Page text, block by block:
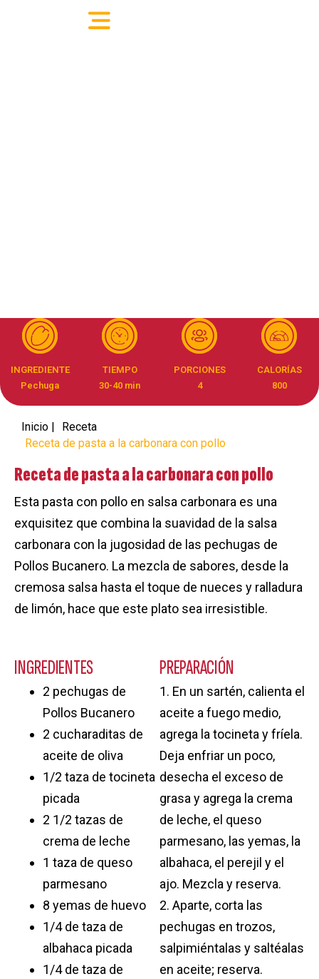
INGREDIENTE
Pechuga
TIEMPO
30-40 min
PORCIONES
4
CALORÍAS
800
Inicio |
Receta
Receta de pasta a la carbonara con pollo​
Receta de pasta a la carbonara con pollo​
Esta pasta con pollo en salsa carbonara es una
exquisitez que combina la suavidad de la salsa
carbonara con la jugosidad de las pechugas de
Pollos Bucanero. La mezcla de sabores, desde la
cremosa salsa hasta el toque de nueces y ralladura
de limón, hace que este plato sea irresistible.
INGREDIENTES
2 pechugas de
Pollos Bucanero
2 cucharaditas de
aceite de oliva
1/2 taza de tocineta
picada
2 1/2 tazas de
crema de leche
1 taza de queso
parmesano
8 yemas de huevo
1/4 de taza de
albahaca picada
1/4 de taza de
PREPARACIÓN
1. En un sartén, calienta el
aceite a fuego medio,
agrega la tocineta y fríela.
Deja enfriar un poco,
desecha el exceso de
grasa y agrega la crema
de leche, el queso
parmesano, las yemas, la
albahaca, el perejil y el
ajo. Mezcla y reserva.
2. Aparte, corta las
pechugas en trozos,
salpimiéntalas y saltéalas
en aceite; reserva.